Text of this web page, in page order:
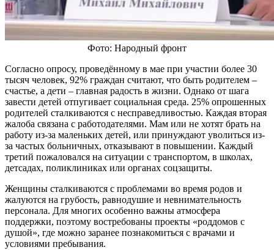
Фото: Народный фронт
Согласно опросу, проведённому в мае при участии более 30
тысяч человек, 92% граждан считают, что быть родителем –
счастье, а дети – главная радость в жизни. Однако от шага
завести детей отпугивает социальная среда. 25% опрошенных
родителей сталкиваются с несправедливостью. Каждая вторая
жалоба связана с работодателями. Мам или не хотят брать на
работу из-за маленьких детей, или принуждают уволиться из-
за частых больничных, отказывают в повышении. Каждый
третий пожаловался на ситуации с транспортом, в школах,
детсадах, поликлиниках или органах соцзащиты.
Женщины сталкиваются с проблемами во время родов и
жалуются на грубость, равнодушие и невнимательность
персонала. Для многих особенно важны атмосфера
поддержки, поэтому востребованы проекты «роддомов с
душой», где можно заранее познакомиться с врачами и
условиями пребывания.